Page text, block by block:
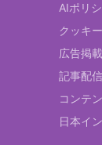
AIポリ
クッキ
広告掲載
記事配信
コンテ
日本イ